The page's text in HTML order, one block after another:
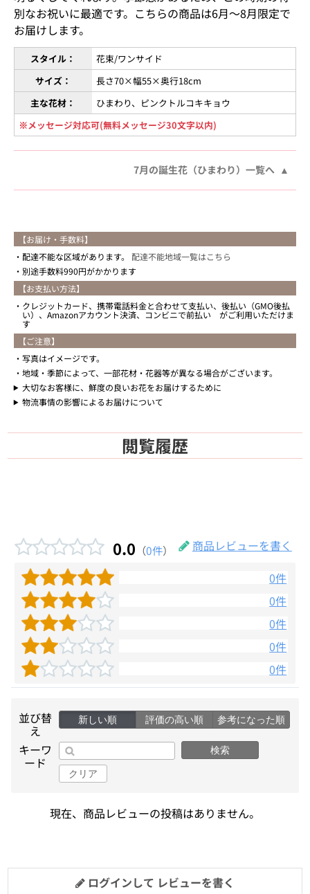
別なお祝いに最適です。こちらの商品は6月〜8月限定で
お届けします。
スタイル：
花束/ワンサイド
サイズ：
長さ70×幅55×奥行18cm
主な花材：
ひまわり、ピンクトルコキキョウ
※メッセージ対応可(無料メッセージ30文字以内)
7月の誕生花（ひまわり）一覧へ
【お届け・手数料】
配達不能な区域があります。 配達不能地域一覧はこちら
別途手数料990円がかかります
【お支払い方法】
クレジットカード、携帯電話料金と合わせて支払い、後払い（GMO後払
い）、Amazonアカウント決済、コンビニで前払い がご利用いただけま
す
【ご注意】
写真はイメージです。
地域・季節によって、一部花材・花器等が異なる場合がございます。
大切なお客様に、鮮度の良いお花をお届けするために
物流事情の影響によるお届けについて
閲覧履歴
0.0 （0件）
商品レビューを書く
0件
0件
0件
0件
0件
並び替
え
新しい順 評価の高い順 参考になった順
キーワ
ード
検索
クリア
現在、商品レビューの投稿はありません。
ログインして レビューを書く